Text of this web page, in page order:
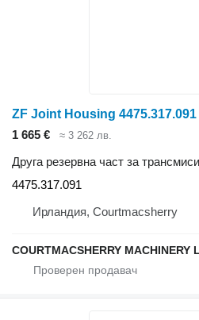
ZF Joint Housing
1 665 €
≈ 3 262 лв.
Друга резервна част за
4475.317.091
Ирландия, Courtmacsherry
COURTMACSHERRY MACHINERY